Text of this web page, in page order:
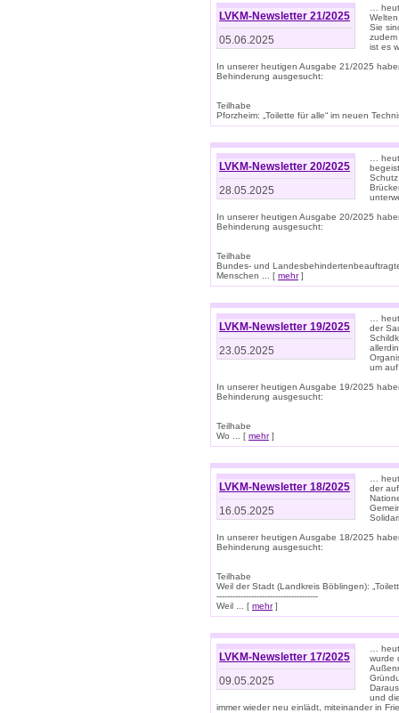
LVKM-Newsletter 21/2025
05.06.2025
…
Sie
ist es
In unserer heutigen Ausgabe 21/2025
Behinderung ausgesucht:
Teilhabe
Pforzheim: „Toilette für alle“ im neuen
LVKM-Newsletter 20/2025
28.05.2025
…
In unserer heutigen Ausgabe 20/2025
Behinderung ausgesucht:
Teilhabe
Bundes- und
Menschen ... [ mehr]
LVKM-Newsletter 19/2025
23.05.2025
…
der
um
In unserer heutigen Ausgabe 19/2025
Behinderung ausgesucht:
Teilhabe
Wo ... [ mehr]
LVKM-Newsletter 18/2025
16.05.2025
…
der
In unserer heutigen Ausgabe 18/2025
Behinderung ausgesucht:
Teilhabe
Weil der Stadt (Landkreis Böblingen):
--------------------------------------
Weil ... [ mehr]
LVKM-Newsletter 17/2025
09.05.2025
…
wurde
und
immer wieder neu einlädt, miteinander in